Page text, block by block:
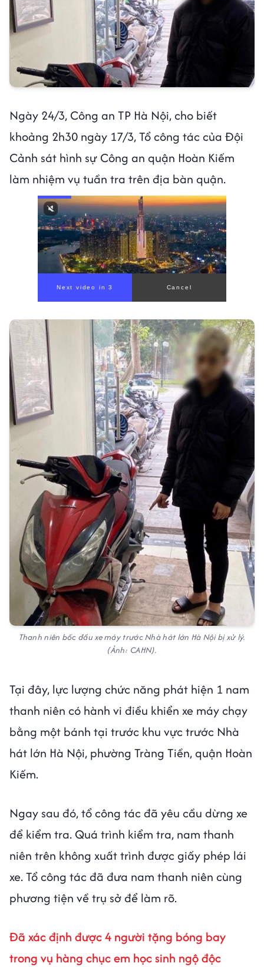
Ngày 24/3, Công an TP Hà Nội, cho biết
khoảng 2h30 ngày 17/3, Tổ công tác của Đội
Cảnh sát hình sự Công an quận Hoàn Kiếm
làm nhiệm vụ tuần tra trên địa bàn quận.
Next video in 1 Cancel
Thanh niên bốc đầu xe máy trước Nhà hát lớn Hà Nội bị xử lý.
(Ảnh: CAHN).
Tại đây, lực lượng chức năng phát hiện 1 nam
thanh niên có hành vi điều khiển xe máy chạy
bằng một bánh tại trước khu vực trước Nhà
hát lớn Hà Nội, phường Tràng Tiền, quận Hoàn
Kiếm.
Ngay sau đó, tổ công tác đã yêu cầu dừng xe
để kiểm tra. Quá trình kiểm tra, nam thanh
niên trên không xuất trình được giấy phép lái
xe. Tổ công tác đã đưa nam thanh niên cùng
phương tiện về trụ sở để làm rõ.
Đã xác định được 4 người tặng bóng bay
trong vụ hàng chục em học sinh ngộ độc